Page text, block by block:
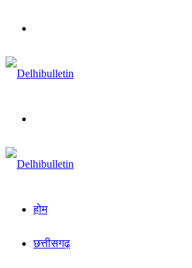
होम
छत्तीसगढ़